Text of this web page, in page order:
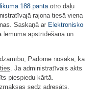
188.panta otro daļu
rajona tiesā viena
Saskaņā ar Elektronisko
lēmuma apstrīdēšana un
Padome nosaka, ka
. Ja administratīvais akts
piespiedu kārtā.
sedz adresāts.